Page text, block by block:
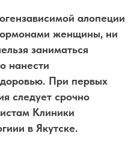
алопеции
женщины, ни
заниматься
нанести
При первых
следует срочно
Клиники
в Якутске.